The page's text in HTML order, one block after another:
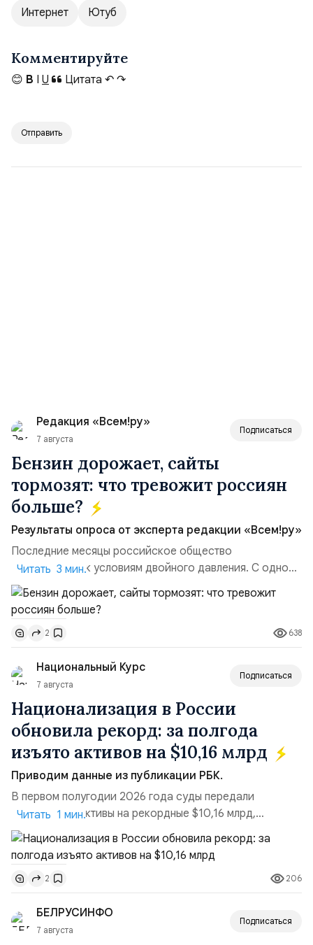
Интернет Ютуб
Комментируйте
😊 B I U Цитата ↶ ↷
Отправить
Редакция «Всем!ру»
7 августа
Подписаться
Бензин дорожает, сайты
тормозят: что тревожит россиян
больше?
Результаты опроса от эксперта редакции «Всем!ру»
Последние месяцы российское общество
адаптируется к условиям двойного давления. С одной
стороны, происходит рост цен на товары первой
необходимости, инфляция и локальные сбои в
поставках бензина. А с другой – технологическая
турбулентность: перебои в работе интернета,
блокировки сайтов, необходимость осваивать VPN и
российские платформы.Что из этого бье...
Читать 3 мин.
2 638
Национальный Курс
7 августа
Подписаться
Национализация в России
обновила рекорд: за полгода
изъято активов на $10,16 млрд
Приводим данные из публикации РБК.
В первом полугодии 2026 года суды передали
государству активы на рекордные $10,16 млрд,
подсчитали аналитики AK&M. Это в 2,5 раза больше,
чем за аналогичный период 2025 года ($3,95 млрд).
Всего зафиксировано 15 национализационных
транзакций, которые обеспечили 42,2% денежного
объёма всего российского рынка слияний и
поглощений. Крупнейшей ...
Читать 1 мин.
2 206
БЕЛРУСИНФО
7 августа
Подписаться